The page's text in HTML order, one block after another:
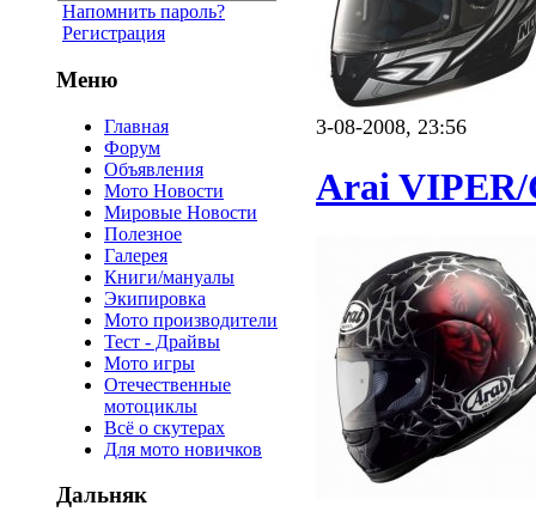
Напомнить пароль?
Регистрация
Меню
Главная
Форум
Объявления
Мото Новости
Мировые Новости
Полезное
Галерея
Книги/мануалы
Экипировка
Мото производители
Тест - Драйвы
Мото игры
Отечественные
мотоциклы
Всё о скутерах
Для мото новичков
Дальняк
3-08-2008, 23:56
Arai